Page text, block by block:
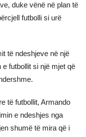
duke vënë në plan të
futbolli si urë
të ndeshjeve në një
futbollit si një mjet që
të futbollit, Armando
e ndeshjes nga
shumë të mira që i